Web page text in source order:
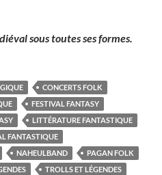
sous toutes ses formes.
CONCERTS FOLK
FESTIVAL FANTASY
LITTÉRATURE FANTASTIQUE
FANTASTIQUE
NAHEULBAND
PAGAN FOLK
TROLLS ET LÉGENDES